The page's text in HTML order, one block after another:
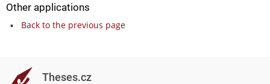
Other applications
Back to the previous page
Theses.cz